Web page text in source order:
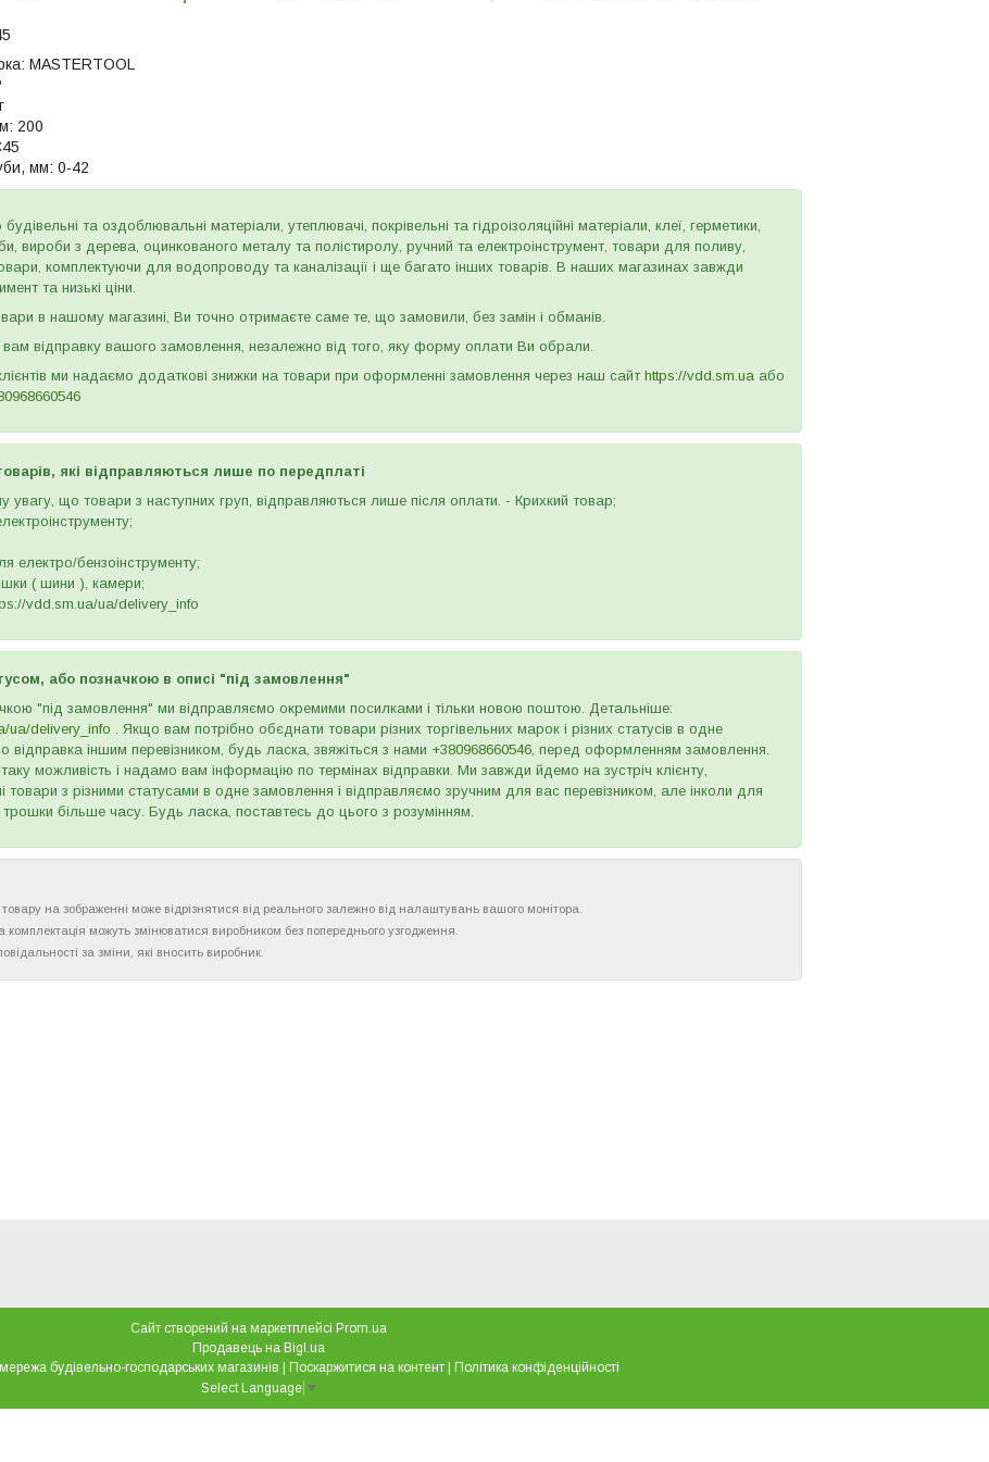
MASTERTOOL
200
мм: 0-42
та оздоблювальні матеріали, утеплювачі, покрівельні та гідроізоляційні матеріали, клеї, герметики,
вироби з дерева, оцинкованого металу та полістиролу, ручний та електроінструмент, товари для поливу,
комплектуючи для водопроводу та каналізації і ще багато інших товарів. В наших магазинах завжди
та низькі ціни.
в нашому магазині, Ви точно отримаєте саме те, що замовили, без замін і обманів.
відправку вашого замовлення, незалежно від того, яку форму оплати Ви обрали.
ми надаємо додаткові знижки на товари при оформленні замовлення через наш сайт https://vdd.sm.ua або
які відправляються лише по передплаті
увагу, що товари з наступних груп, відправляються лише після оплати. - Крихкий товар;
електро/бензоінструменту;
( шини ), камери;
vdd.sm.ua/ua/delivery_info
або позначкою в описі "під замовлення"
"під замовлення" ми відправляємо окремими посилками і тільки новою поштою. Детальніше:
ua/delivery_info . Якщо вам потрібно обєднати товари різних торгівельних марок і різних статусів в одне
відправка іншим перевізником, будь ласка, звяжіться з нами +380968660546, перед оформленням замовлення.
можливість і надамо вам інформацію по термінах відправки. Ми завжди йдемо на зустріч клієнту,
товари з різними статусами в одне замовлення і відправляємо зручним для вас перевізником, але інколи для
трошки більше часу. Будь ласка, поставтесь до цього з розумінням.
товару на зображенні може відрізнятися від реального залежно від налаштувань вашого монітора.
комплектація можуть змінюватися виробником без попереднього узгодження.
за зміни, які вносить виробник.
Сайт створений на маркетплейсі Prom.ua
Продавець на Bigl.ua
Поскаржитися на контент
Політика конфіденційності
Select Language ▼